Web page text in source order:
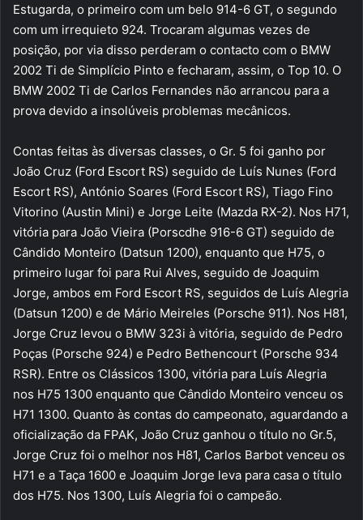
Estugarda, o primeiro com um belo 914-6 GT, o segundo
com um irrequieto 924. Trocaram algumas vezes de
posição, por via disso perderam o contacto com o BMW
2002 Ti de Simplício Pinto e fecharam, assim, o Top 10. O
BMW 2002 Ti de Carlos Fernandes não arrancou para a
prova devido a insolúveis problemas mecânicos.
Contas feitas às diversas classes, o Gr. 5 foi ganho por
João Cruz (Ford Escort RS) seguido de Luís Nunes (Ford
Escort RS), António Soares (Ford Escort RS), Tiago Fino
Vitorino (Austin Mini) e Jorge Leite (Mazda RX-2). Nos H71,
vitória para João Vieira (Porscdhe 916-6 GT) seguido de
Cândido Monteiro (Datsun 1200), enquanto que H75, o
primeiro lugar foi para Rui Alves, seguido de Joaquim
Jorge, ambos em Ford Escort RS, seguidos de Luís Alegria
(Datsun 1200) e de Mário Meireles (Porsche 911). Nos H81,
Jorge Cruz levou o BMW 323i à vitória, seguido de Pedro
Poças (Porsche 924) e Pedro Bethencourt (Porsche 934
RSR). Entre os Clássicos 1300, vitória para Luís Alegria
nos H75 1300 enquanto que Cândido Monteiro venceu os
H71 1300. Quanto às contas do campeonato, aguardando a
oficialização da FPAK, João Cruz ganhou o título no Gr.5,
Jorge Cruz foi o melhor nos H81, Carlos Barbot venceu os
H71 e a Taça 1600 e Joaquim Jorge leva para casa o título
dos H75. Nos 1300, Luís Alegria foi o campeão.